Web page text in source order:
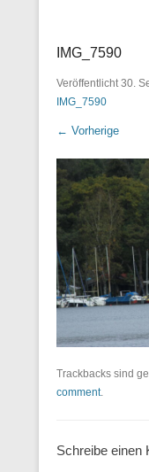
IMG_7590
Veröffentlicht30.
IMG_7590
← Vorherige
Trackbacks sind
comment.
Schreibe einen